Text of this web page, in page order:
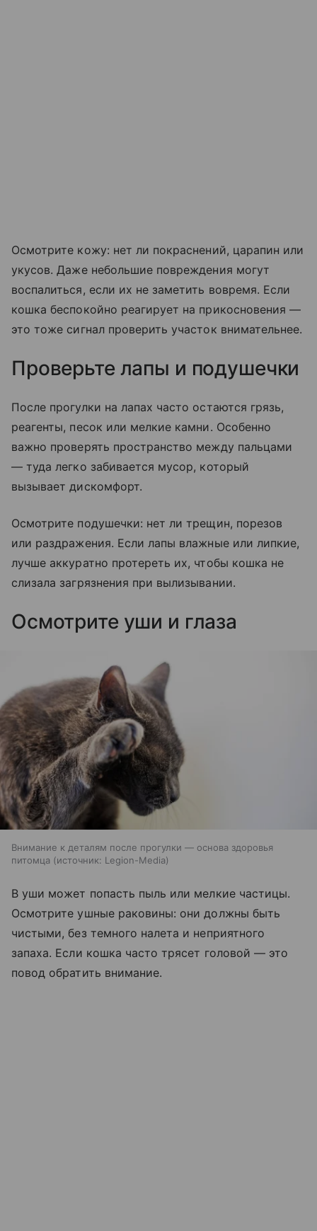
Осмотрите кожу: нет ли покраснений, царапин или
укусов. Даже небольшие повреждения могут
воспалиться, если их не заметить вовремя. Если
кошка беспокойно реагирует на прикосновения —
это тоже сигнал проверить участок внимательнее.
Проверьте лапы и подушечки
После прогулки на лапах часто остаются грязь,
реагенты, песок или мелкие камни. Особенно
важно проверять пространство между пальцами
— туда легко забивается мусор, который
вызывает дискомфорт.
Осмотрите подушечки: нет ли трещин, порезов
или раздражения. Если лапы влажные или липкие,
лучше аккуратно протереть их, чтобы кошка не
слизала загрязнения при вылизывании.
Осмотрите уши и глаза
Внимание к деталям после прогулки — основа здоровья
питомца
источник: Legion-Media
В уши может попасть пыль или мелкие частицы.
Осмотрите ушные раковины: они должны быть
чистыми, без темного налета и неприятного
запаха. Если кошка часто трясет головой — это
повод обратить внимание.